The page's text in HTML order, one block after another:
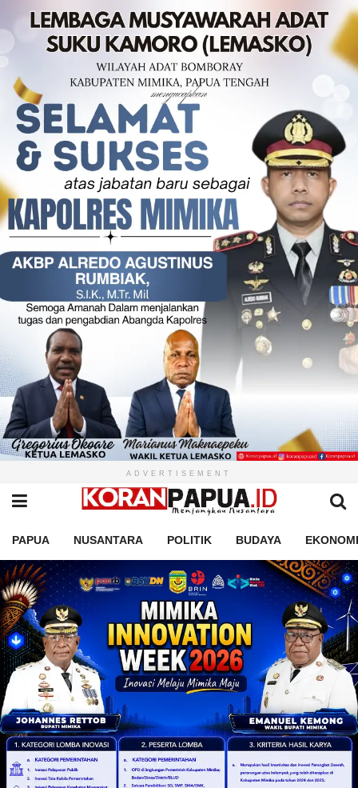
ADVERTISEMENT
PAPUA NUSANTARA POLITIK BUDAYA EKONOMI